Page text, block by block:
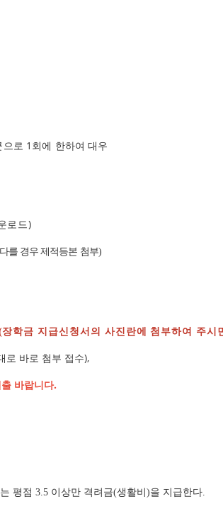
로 1회에 한하여 대우
로드)
를 경우 제적등본 첨부)
학금 지급신청서의 사진란에 첨부하여 주시
로 바로 첨부 접수),
바랍니다.
평점 3.5 이상만 격려금(생활비)을 지급한다.